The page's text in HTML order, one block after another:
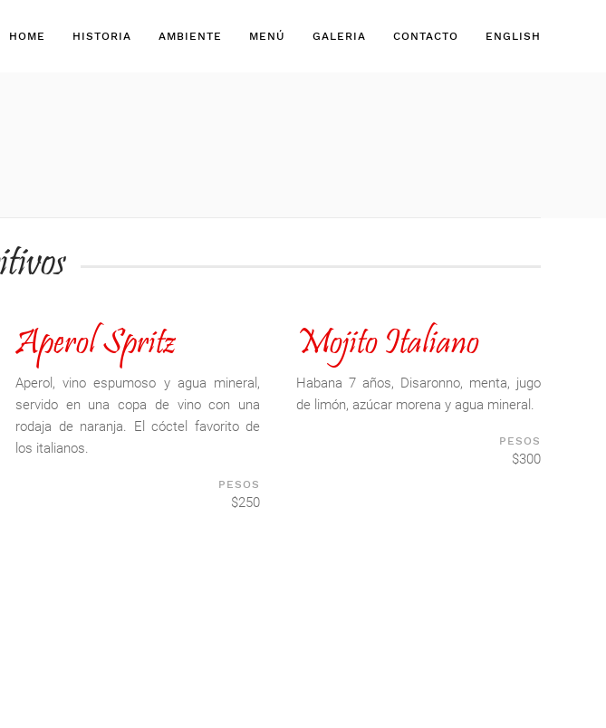
HOME HISTORIA AMBIENTE MENÚ GALERIA CONTACTO ENGLISH
Aperol Spritz
Aperol, vino espumoso y agua mineral,
servido en una copa de vino con una
rodaja de naranja. El cóctel favorito de
los italianos.
PESOS
$250
Mojito Italiano
Habana 7 años, Disaronno, menta, jugo
de limón, azúcar morena y agua mineral.
PESOS
$300